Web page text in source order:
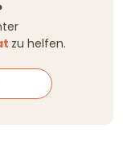
zu helfen.